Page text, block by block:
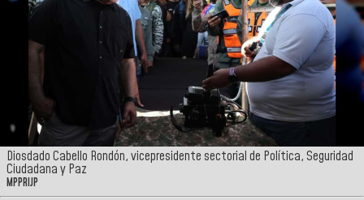
Diosdado Cabello Rondón, vicepresidente sectorial de Política, Seguridad
Ciudadana y Paz
MPPRIJP